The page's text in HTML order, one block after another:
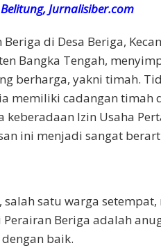
Jurnalisiber.com
Beriga di Desa Beriga,
Bangka Tengah,
berharga, yakni timah.
memiliki cadangan timah
keberadaan Izin Usaha
ini menjadi sangat
salah satu warga
Beriga adalah
baik.